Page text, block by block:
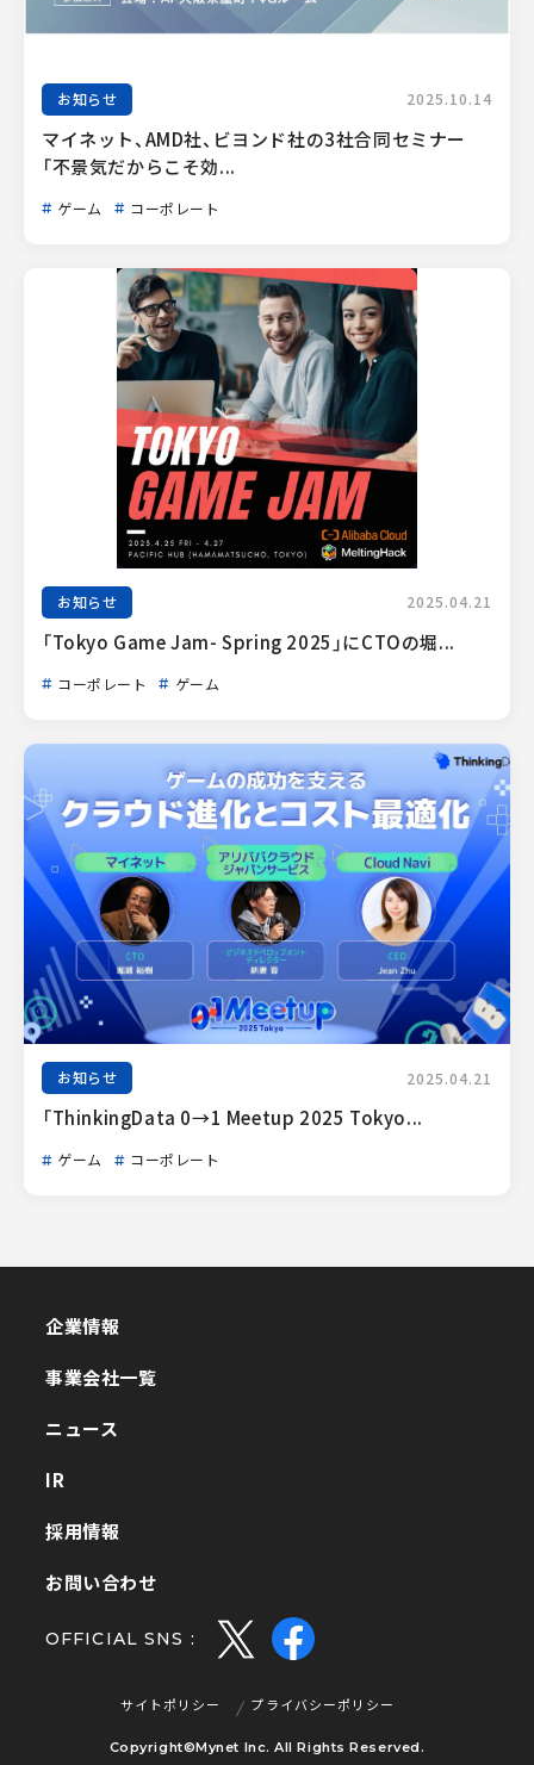
お知らせ 2025.10.14
マイネット、AMD社、ビヨンド社の3社合同セミナー
「不景気だからこそ効...
ゲーム コーポレート
お知らせ 2025.04.21
「Tokyo Game Jam- Spring 2025」にCTOの堀...
コーポレート ゲーム
お知らせ 2025.04.21
「ThinkingData 0→1 Meetup 2025 Tokyo...
ゲーム コーポレート
企業情報
事業会社一覧
ニュース
IR
採用情報
お問い合わせ
OFFICIAL SNS :
サイトポリシー
プライバシーポリシー
Copyright©Mynet Inc. All Rights Reserved.